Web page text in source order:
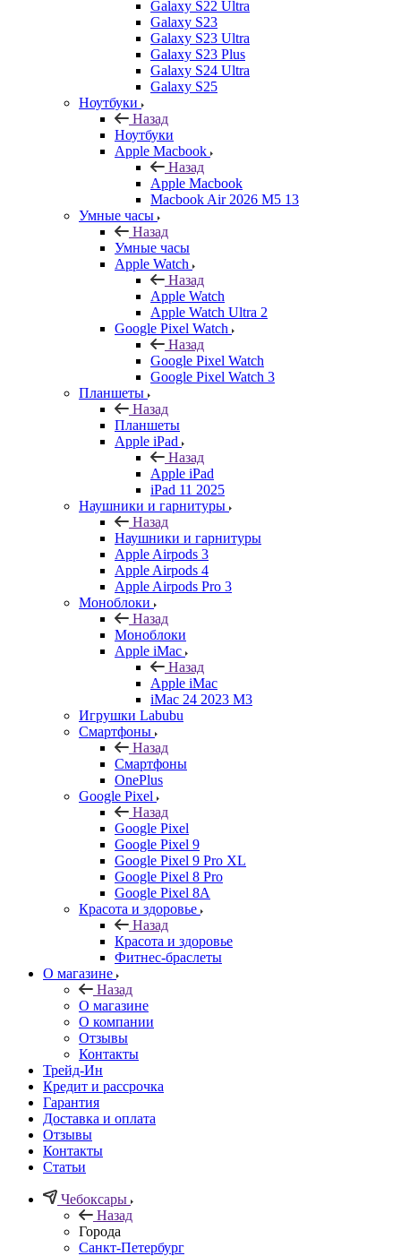
Galaxy S22 Ultra
Galaxy S23
Galaxy S23 Ultra
Galaxy S23 Plus
Galaxy S24 Ultra
Galaxy S25
Ноутбуки
Назад
Ноутбуки
Apple Macbook
Назад
Apple Macbook
Macbook Air 2026 M5 13
Умные часы
Назад
Умные часы
Apple Watch
Назад
Apple Watch
Apple Watch Ultra 2
Google Pixel Watch
Назад
Google Pixel Watch
Google Pixel Watch 3
Планшеты
Назад
Планшеты
Apple iPad
Назад
Apple iPad
iPad 11 2025
Наушники и гарнитуры
Назад
Наушники и гарнитуры
Apple Airpods 3
Apple Airpods 4
Apple Airpods Pro 3
Моноблоки
Назад
Моноблоки
Apple iMac
Назад
Apple iMac
iMac 24 2023 M3
Игрушки Labubu
Смартфоны
Назад
Смартфоны
OnePlus
Google Pixel
Назад
Google Pixel
Google Pixel 9
Google Pixel 9 Pro XL
Google Pixel 8 Pro
Google Pixel 8A
Красота и здоровье
Назад
Красота и здоровье
Фитнес-браслеты
О магазине
Назад
О магазине
О компании
Отзывы
Контакты
Трейд-Ин
Кредит и рассрочка
Гарантия
Доставка и оплата
Отзывы
Контакты
Статьи
Чебоксары
Назад
Города
Санкт-Петербург